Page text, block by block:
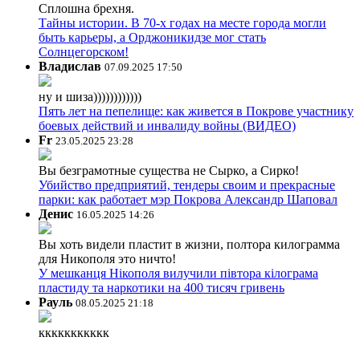
Сплошна брехня.
Тайны истории. В 70-х годах на месте города могли
быть карьеры, а Орджоникидзе мог стать
Солнцегорском!
Владислав 07.09.2025 17:50
ну и шиза))))))))))))
Пять лет на пепелище: как живется в Покрове участнику
боевых действий и инвалиду войны (ВИДЕО)
Fr 23.05.2025 23:28
Вы безграмотные существа не Сырко, а Сирко!
Убийство предприятий, тендеры своим и прекрасные
парки: как работает мэр Покрова Александр Шаповал
Денис 16.05.2025 14:26
Вы хоть видели пластит в жизни, полтора килограмма
для Никополя это ничто!
У мешканця Нікополя вилучили півтора кілограма
пластиду та наркотики на 400 тисяч гривень
Рауль 08.05.2025 21:18
ккккккккккк